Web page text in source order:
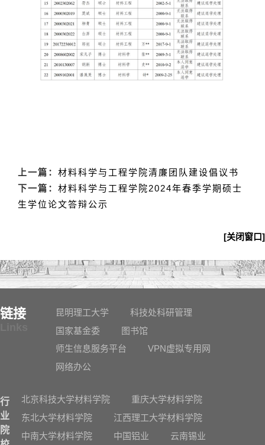
上一篇： 材料科学与工程学院清廉团队建设倡议书
下一篇： 材料科学与工程学院2024年春季学期硕士
生学位论文答辩公示
[关闭窗口]
链接 昆明理工大学
科技处科研管理
国家基金委
图书馆
师生信息服务平台
VPN虚拟专用网
网络办公
行
业
院
北京科技大学材料学院
重庆大学材料学院
东北大学材料学院
江西理工大学材料学院
中南大学材料学院
中国铝业
云南锡业